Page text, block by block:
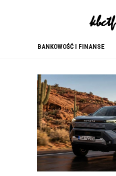
BANKOWOŚĆ I FINANSE
blog
INWESTYCJE
PORADY
PRACA
USŁUGI
ZAKUPY